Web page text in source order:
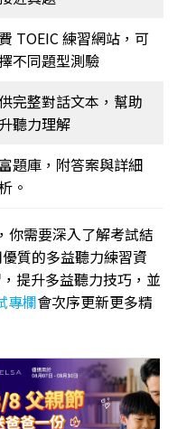
TOEIC 練習網站，可
不同題型測驗
完整對話文本，幫助
聽力理解
題庫，附答案與詳細
。
你需要深入了解考試結
質的多益聽力練習資
提升多益聽力技巧，並
專欄會次序更新更多精